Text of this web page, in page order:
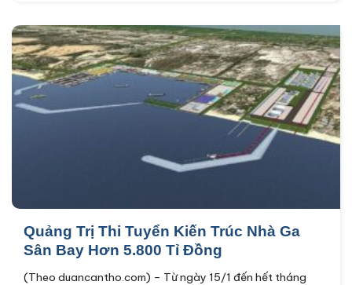
Quảng Trị Thi Tuyển Kiến Trúc Nhà Ga
Sân Bay Hơn 5.800 Tỉ Đồng
(Theo duancantho.com) – Từ ngày 15/1 đến hết tháng